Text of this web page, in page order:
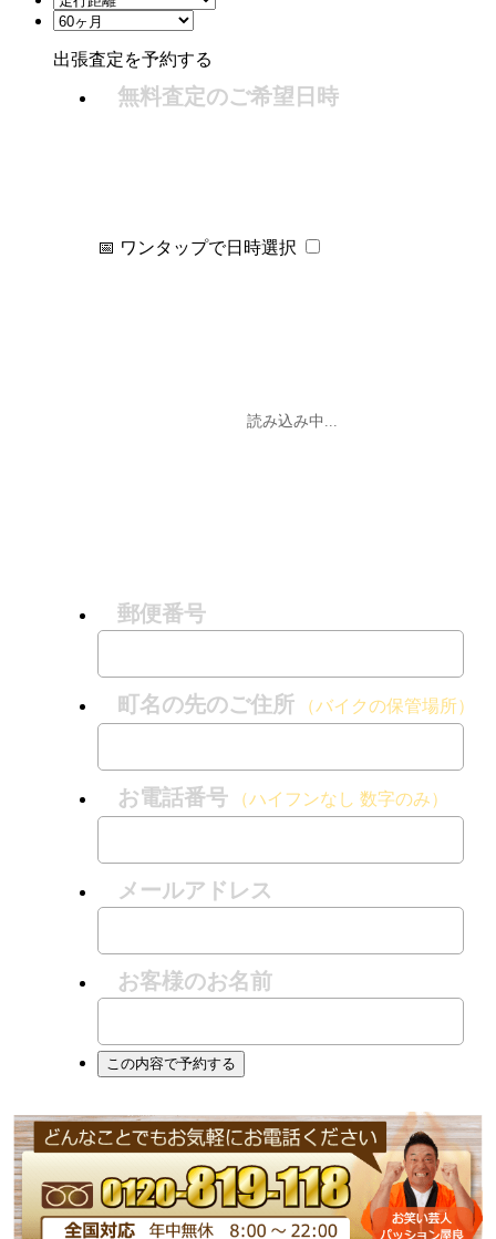
出張査定を予約する
無料査定のご希望日時
📅 ワンタップで日時選択
読み込み中...
郵便番号
町名の先のご住所 （バイクの保管場所）
お電話番号 （ハイフンなし 数字のみ）
メールアドレス
お客様のお名前